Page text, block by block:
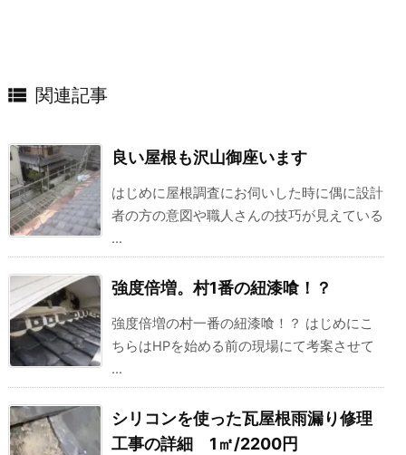
 関連記事
良い屋根も沢山御座います
はじめに屋根調査にお伺いした時に偶に設計
者の方の意図や職人さんの技巧が見えている
...
強度倍増。村1番の紐漆喰！？
強度倍増の村一番の紐漆喰！？ はじめにこ
ちらはHPを始める前の現場にて考案させて
...
シリコンを使った瓦屋根雨漏り修理
工事の詳細 1㎡/2200円